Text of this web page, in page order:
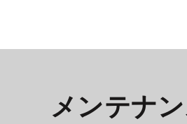
メンテナ